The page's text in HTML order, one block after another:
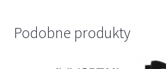
Podobne produkty